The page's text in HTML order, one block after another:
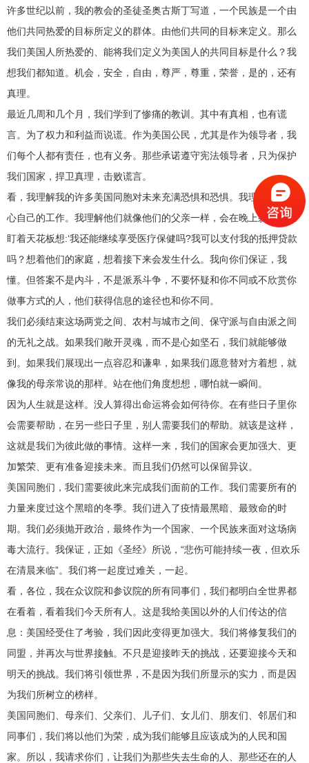
许多世纪以前，我的教会的圣徒圣奥古斯丁写道，一个民族是一个由
他们共同热爱的目标所定义的群体。由他们共同的目标来定义。那么
我们美国人所热爱的、能将我们定义为美国人的共同目标是什么？我
想我们都知道。机会，安全，自由，尊严，尊重，荣誉，是的，还有
真理。
最近几周和几个月，我们学到了惨痛的教训。其中有真相，也有谎
言。为了权力和利益而说谎。作为美国公民，尤其是作为领导者，我
们每个人都有责任，也有义务。那些承诺遵守宪法领导者，只为保护
我们国家，捍卫真理，击败谎言。
看，我理解我的许多美国同胞对未来充满恐惧和恐惧。我理解他们担
心自己的工作。我理解他们就像他们的父亲一样，会在晚上躺在床上
盯着天花板想:‘我还能继续享受医疗保健吗?我可以支付我的抵押贷款
吗？想着他们的家庭，想着接下来会发生什么。我向你们保证，我
懂。但答案不是内斗，不是派系斗争，不要怀疑和你不同或不欣赏你
做事方式的人，他们获得信息的途径也和你不同。
我们必须结束这场两党之间、农村与城市之间、保守派与自由派之间
的无礼之战。如果我们敞开灵魂，而不是心如坚石，我们就能够做
到。如果我们展现出一点容忍和谦卑，如果我们愿意替对方着想，就
像我的母亲常说的那样。站在他们角度想想，哪怕就一瞬间。
因为人生就是这样。没人算得出命运将会如何待你。在有些日子里你
会需要帮助，在另一些日子里，别人需要我们的帮助。就该是这样，
这就是我们为彼此做的事情。这样一来，我们的国家会更加强大、更
加繁荣、更有准备迎接未来。而且我们仍然可以保留异议。
美国同胞们，我们需要彼此来完成我们面前的工作。我们需要所有的
力量来度过这个黑暗的冬季。我们进入了疫情最黑暗、最致命的时
期。我们必须抛开政治，最终作为一个国家、一个民族来面对这场病
毒大流行。我保证，正如《圣经》所说，“悲伤可能持续一夜，但欢乐
在清晨来临”。我们将一起度过难关，一起。
看，各位，我在众议院和参议院的所有同事们，我们都明白全世界都
在看着，看着我们今天所有人。这是我给美国以外的人们传达的信
息：美国经受住了考验，我们因此变得更加强大。我们将修复我们的
同盟，并再次与世界接触。不只是迎接昨天的挑战，还要迎接今天和
明天的挑战。我们将引领世界，不是因为我们所显示的实力，而是因
为我们所树立的榜样。
美国同胞们、母亲们、父亲们、儿子们、女儿们、朋友们、邻居们和
同事们，我们将以他们为荣，成为我们能够且应该成为的人民和国
家。所以，我请求你们，让我们为那些失去生命的人、那些还在的人